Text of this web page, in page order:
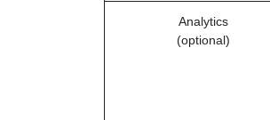
Analytics
(optional)